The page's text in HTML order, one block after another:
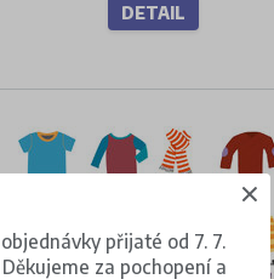
DETAIL
přijaté od 7. 7.
za pochopení a